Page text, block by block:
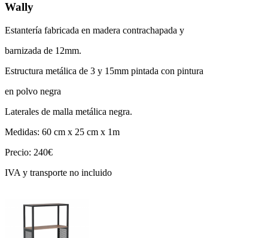
Wally
Estantería fabricada en madera contrachapada y
barnizada de 12mm.
Estructura metálica de 3 y 15mm pintada con pintura
en polvo negra
Laterales de malla metálica negra.
Medidas: 60 cm x 25 cm x 1m
Precio: 240€
IVA y transporte no incluido